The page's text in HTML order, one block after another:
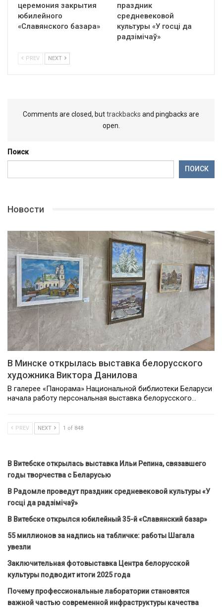
церемония закрытия
юбилейного
«Славянского базара»
праздник
средневековой
культуры «У госці да
радзімічаў»
PREV NEXT
Comments are closed, buttrackbacks and pingbacks are
open.
Поиск
ПОИСК
Новости
В Минске открылась выставка белорусского
художника Виктора Данилова
В галерее «Панорама» Национальной библиотеки Беларуси
начала работу персональная выставка белорусского…
PREV NEXT 1 of 848
В Витебске открылась выставка Ильи Репина, связавшего
годы творчества с Беларусью
В Радомле проведут праздник средневековой культуры «У
госці да радзімічаў»
В Витебске открылся юбилейный 35-й «Славянский базар»
55 миллионов за надпись на табличке: работы Шагала
увезли
Заключительная фотовыставка Центра белорусской
культуры подводит итоги 2025 года
Почему профессиональные лаборатории становятся
важной частью современной инфраструктуры качества